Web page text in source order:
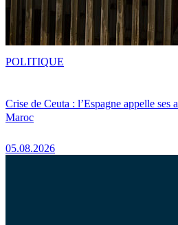
Crise de Ceuta : l’Espagne appelle ses
Maroc
05.08.2026
POLITIQUE